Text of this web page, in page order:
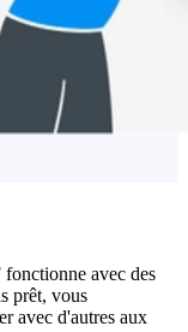
avec des
prêt, vous
avec d'autres aux